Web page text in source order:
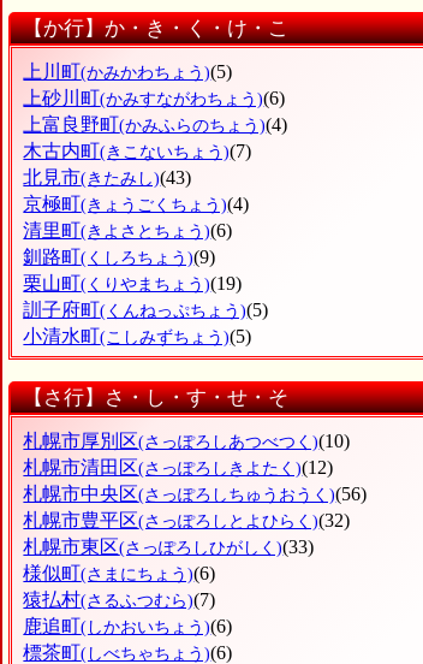
【か行】か・き・く・け・こ
上川町(かみかわちょう)(5)
上砂川町(かみすながわちょう)(6)
上富良野町(かみふらのちょう)(4)
木古内町(きこないちょう)(7)
北見市(きたみし)(43)
京極町(きょうごくちょう)(4)
清里町(きよさとちょう)(6)
釧路町(くしろちょう)(9)
栗山町(くりやまちょう)(19)
訓子府町(くんねっぷちょう)(5)
小清水町(こしみずちょう)(5)
【さ行】さ・し・す・せ・そ
札幌市厚別区(さっぽろしあつべつく)(10)
札幌市清田区(さっぽろしきよたく)(12)
札幌市中央区(さっぽろしちゅうおうく)(56)
札幌市豊平区(さっぽろしとよひらく)(32)
札幌市東区(さっぽろしひがしく)(33)
様似町(さまにちょう)(6)
猿払村(さるふつむら)(7)
鹿追町(しかおいちょう)(6)
標茶町(しべちゃちょう)(6)